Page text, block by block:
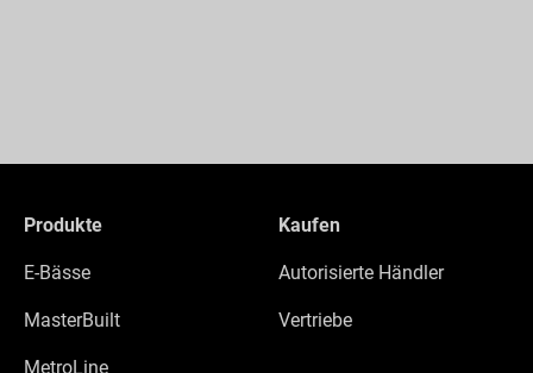
Produkte
E-Bässe
MasterBuilt
MetroLine
Kaufen
Autorisierte Händler
Vertriebe